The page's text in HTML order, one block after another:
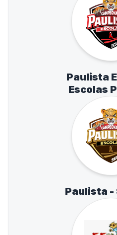
Paulista
Escolas
Paulista -